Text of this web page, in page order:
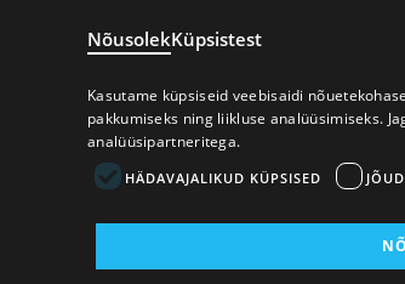
NõusolekKüpsistest
Kasutame küpsiseid veebisaidi
pakkumiseks ning liikluse analüüsimiseks.
analüüsipartneritega.
HÄDAVAJALIKUD KÜPSISED